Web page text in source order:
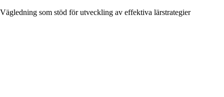
Vägledning som stöd för utveckling av effektiva lärstrategier